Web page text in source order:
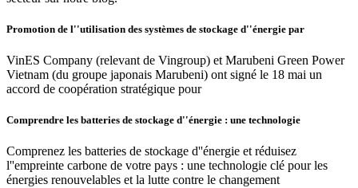
Promotion de l''utilisation des systèmes de stockage d''énergie par
VinES Company (relevant de Vingroup) et Marubeni Green Power
Vietnam (du groupe japonais Marubeni) ont signé le 18 mai un
accord de coopération stratégique pour
Comprendre les batteries de stockage d''énergie : une technologie
Comprenez les batteries de stockage d''énergie et réduisez
l''empreinte carbone de votre pays : une technologie clé pour les
énergies renouvelables et la lutte contre le changement